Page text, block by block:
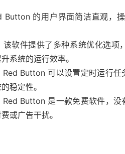
Button 的用户界面简洁直观，
该软件提供了多种系统优化选
系统的运行效率。
Red Button 可以设置定时运行
稳定性。
Red Button 是一款免费软件，
或广告干扰。